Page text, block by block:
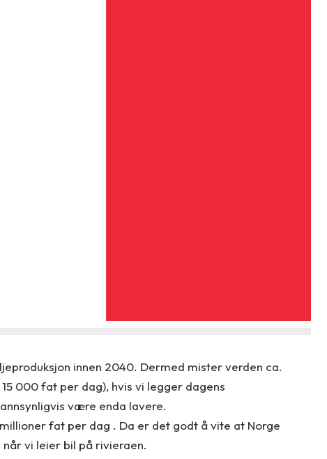
innen 2040. Dermed mister verden ca.
000 fat per dag), hvis vi legger dagens
være enda lavere.
fat per dag . Da er det godt å vite at Norge
vi leier bil på rivieraen.